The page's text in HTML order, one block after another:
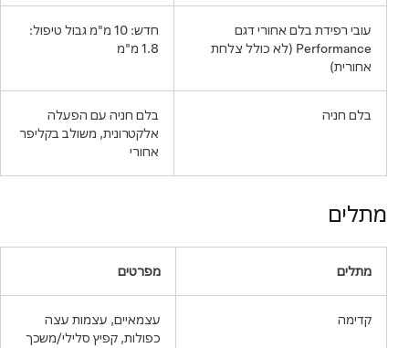
עובי רפידת בלם אחורי דגם
Performance (לא כולל צלחת
אחורית)
חדש: 10 מ"מ גבול טיפול:
בלם חניה
בלם חניה עם הפעלה
אלקטרונית, משולב בקליפר
אחורי
מתלים
מתלים מפרטים
קדימה
עצמאיים, עצמות עצה
כפולות, קפיץ סלילי/משכך